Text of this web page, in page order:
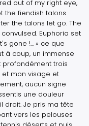
out of my right eye,
the fiendish talons
the talons let go. The
Euphoria set
gone !... » ce que
à coup, un immense
trois
mon visage et
aucun signe
une douleur
Je pris ma tête
vers les pelouses